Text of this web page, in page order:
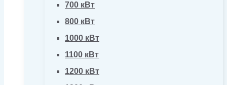
700 кВт
800 кВт
1000 кВт
1100 кВт
1200 кВт